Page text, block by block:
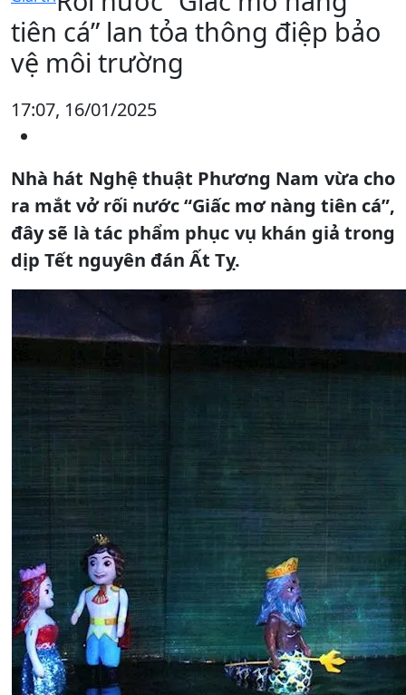
tiên cá” lan tỏa thông điệp bảo
vệ môi trường
17:07, 16/01/2025
Nhà hát Nghệ thuật Phương Nam vừa cho
ra mắt vở rối nước “Giấc mơ nàng tiên cá”,
đây sẽ là tác phẩm phục vụ khán giả trong
dịp Tết nguyên đán Ất Tỵ.